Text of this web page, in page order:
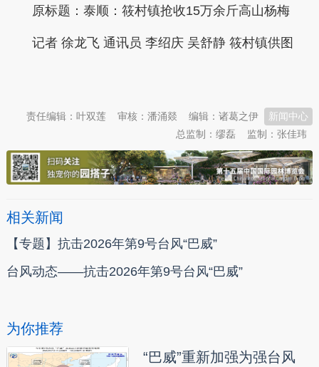
原标题： 泰顺：筱村镇抢收15万余斤高山杨梅
记者 徐龙飞 通讯员 李绍庆 吴舒静 筱村镇供图
新闻中心
编辑：诸葛之伊
审核：潘涌燚
责任编辑：叶双莲
监制：张佳玮
总监制：缪磊
相关新闻
【专题】抗击2026年第9号台风“巴威”
台风动态——抗击2026年第9号台风“巴威”
为你推荐
“巴威”重新加强为强台风